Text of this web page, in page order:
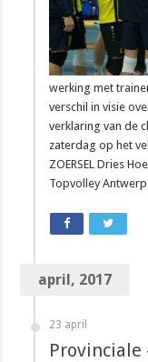
werking met
verschil in visie
verklaring van de
zaterdag op het
ZOERSEL Dries
Topvolley
april, 2017
23 april
Provinciale